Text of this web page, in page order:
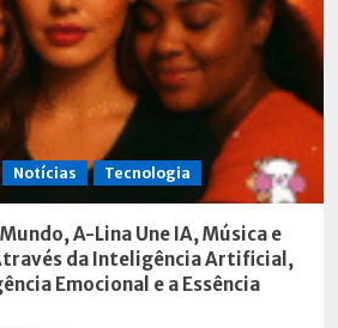
Notícias Tecnologia
A-Lina Une IA, Música e
da Inteligência Artificial,
Emocional e a Essência